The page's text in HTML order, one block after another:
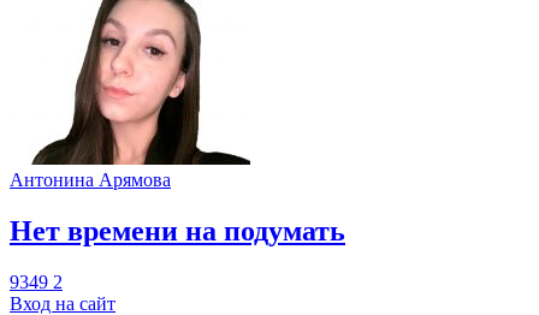
Антонина Арямова
​Нет времени на подумать
9349 2
Вход на сайт